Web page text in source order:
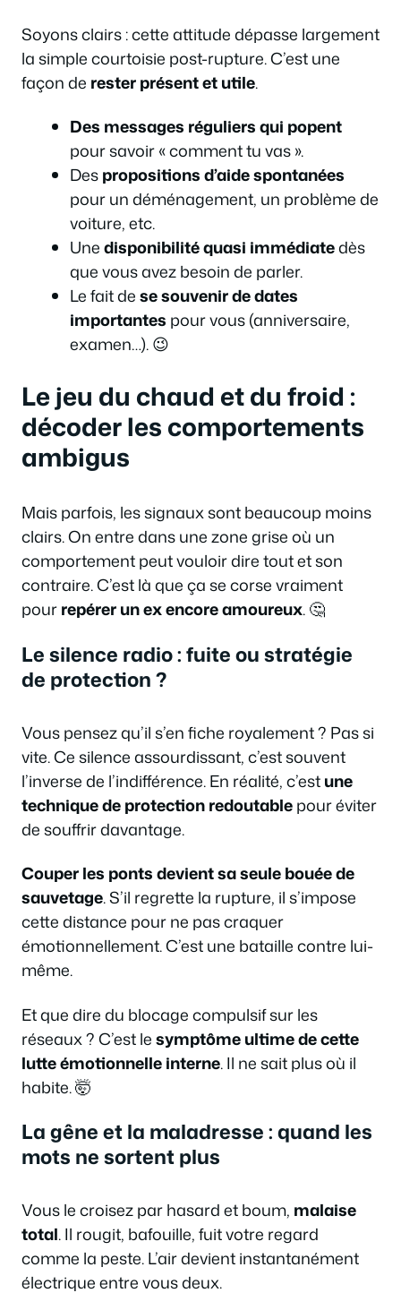
Soyons clairs : cette attitude dépasse largement
la simple courtoisie post-rupture. C’est une
façon de rester présent et utile.
Des messages réguliers qui popent
pour savoir « comment tu vas ».
Despropositions d’aide spontanées
pour un déménagement, un problème de
voiture, etc.
Unedisponibilité quasi immédiatedès
que vous avez besoin de parler.
Le fait dese souvenir de dates
importantes pour vous (anniversaire,
examen…). 😉
Le jeu du chaud et du froid :
décoder les comportements
ambigus
Mais parfois, les signaux sont beaucoup moins
clairs. On entre dans une zone grise où un
comportement peut vouloir dire tout et son
contraire. C’est là que ça se corse vraiment
pourrepérer un ex encore amoureux. 🤔
Le silence radio : fuite ou stratégie
de protection ?
Vous pensez qu’il s’en fiche royalement ? Pas si
vite. Ce silence assourdissant, c’est souvent
l’inverse de l’indifférence. En réalité, c’estune
technique de protection redoutablepour éviter
de souffrir davantage.
Couper les ponts devient sa seule bouée de
sauvetage. S’il regrette la rupture, il s’impose
cette distance pour ne pas craquer
émotionnellement. C’est une bataille contre lui-
même.
Et que dire du blocage compulsif sur les
réseaux ? C’est lesymptôme ultime de cette
lutte émotionnelle interne. Il ne sait plus où il
habite. 🤯
La gêne et la maladresse : quand les
mots ne sortent plus
Vous le croisez par hasard et boum, malaise
total. Il rougit, bafouille, fuit votre regard
comme la peste. L’air devient instantanément
électrique entre vous deux.